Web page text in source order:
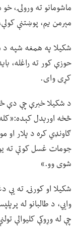
ماشومانو ته ورولۍ،
مېرمن یم، پوښتنې
حوزې کور ته راغله،
کړی وای.
د شکیلا خبرې چې دې
څخه اورېدل
ګاونډي کره د پلار او
جومات غسل کوتې ته
شوی وو.»
شکیلا او کورنۍ ته
وايي، د طالبانو له
چې له وړوکې کلیوالې